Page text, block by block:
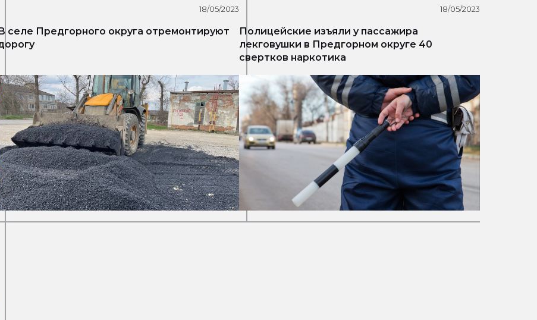
18/05/2023
селе Предгорного округа отремонтируют
18/05/2023
Полицейские изъяли у пассажира
лекговушки в Предгорном округе 40
свертков наркотика